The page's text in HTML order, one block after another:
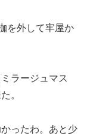
を外して牢屋か
ラージュマス
。
ったわ。あと少